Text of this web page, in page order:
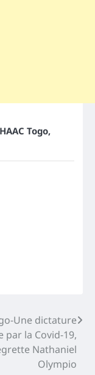
HAAC Togo,
Une dictature
par la Covid-19,
Nathaniel
Olympio